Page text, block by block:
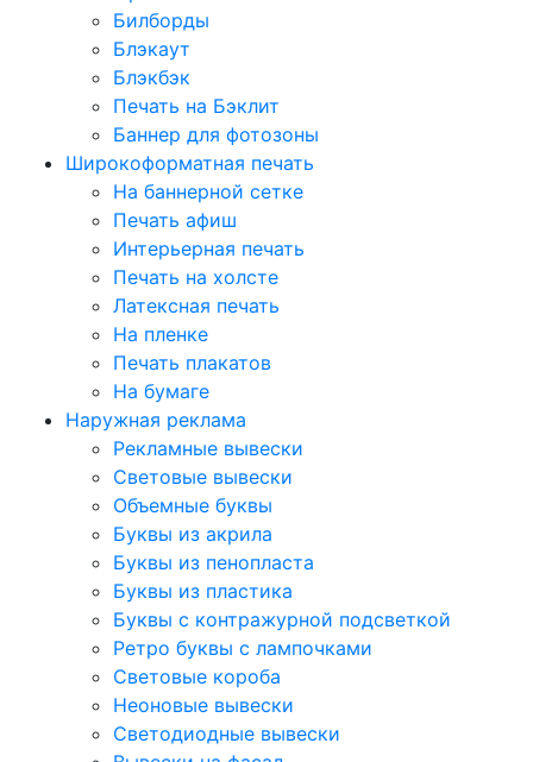
Билборды
Блэкаут
Блэкбэк
Печать на Бэклит
Баннер для фотозоны
Широкоформатная печать
На баннерной сетке
Печать афиш
Интерьерная печать
Печать на холсте
Латексная печать
На пленке
Печать плакатов
На бумаге
Наружная реклама
Рекламные вывески
Световые вывески
Объемные буквы
Буквы из акрила
Буквы из пенопласта
Буквы из пластика
Буквы с контражурной подсветкой
Ретро буквы с лампочками
Световые короба
Неоновые вывески
Светодиодные вывески